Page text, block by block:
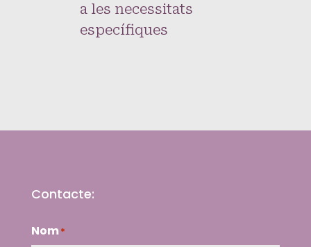
a les necessitats
específiques
Contacte:
Nom*